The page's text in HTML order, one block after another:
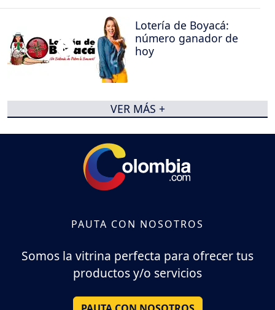
Lotería de Boyacá:
número ganador de
hoy
VER MÁS +
PAUTA CON NOSOTROS
Somos la vitrina perfecta para ofrecer tus
productos y/o servicios